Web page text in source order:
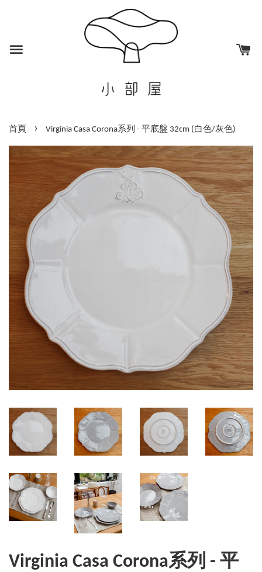
首頁 › Virginia Casa Corona系列 - 平底盤 32cm (白色/灰色)
Virginia Casa Corona系列 - 平